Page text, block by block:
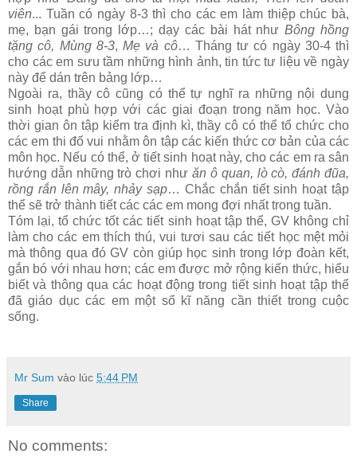
viên... Tuần có ngày 8-3 thì cho các em làm thiệp chúc bà,
mẹ, bạn gái trong lớp…; dạy các bài hát nhưBông hồng
tặng cô, Mùng 8-3, Mẹ và cô… Tháng tư có ngày 30-4 thì
cho các em sưu tầm những hình ảnh, tin tức tư liệu về ngày
này để dán trên bảng lớp…
Ngoài ra, thầy cô cũng có thể tự nghĩ ra những nội dung
sinh hoạt phù hợp với các giai đoạn trong năm học. Vào
thời gian ôn tập kiểm tra định kì, thầy cô có thể tổ chức cho
các em thi đố vui nhằm ôn tập các kiến thức cơ bản của các
môn học. Nếu có thể, ở tiết sinh hoạt này, cho các em ra sân
hướng dẫn những trò chơi như ăn ô quan, lò cò, đánh đũa,
rồng rắn lên mây, nhảy sạp… Chắc chắn tiết sinh hoạt tập
thể sẽ trở thành tiết các các em mong đợi nhất trong tuần.
Tóm lại, tổ chức tốt các tiết sinh hoạt tập thể, GV không chỉ
làm cho các em thích thú, vui tươi sau các tiết học mệt mỏi
mà thông qua đó GV còn giúp học sinh trong lớp đoàn kết,
gắn bó với nhau hơn; các em được mở rộng kiến thức, hiểu
biết và thông qua các hoạt động trong tiết sinh hoạt tập thể
đã giáo dục các em một số kĩ năng cần thiết trong cuộc
sống.
Mr Sum vào lúc 5:44 PM
Share
No comments: